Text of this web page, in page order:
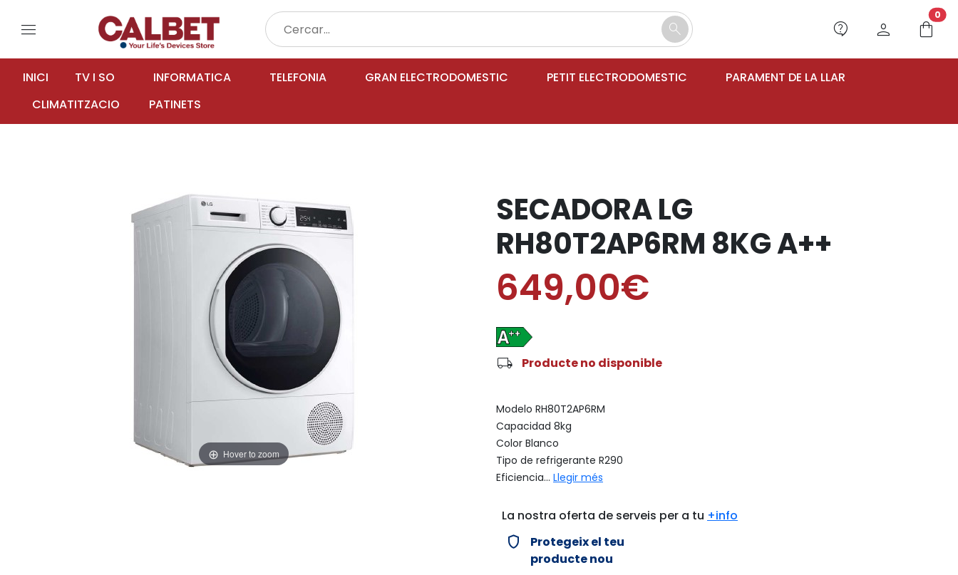
menu search contact_support person shopping_bag
0
INICI TV I SO INFORMATICA TELEFONIA GRAN ELECTRODOMESTIC PETIT ELECTRODOMESTIC
PARAMENT DE LA LLAR
CLIMATITZACIO
PATINETS
Hover to zoom
SECADORA LG
RH80T2AP6RM 8KG A++
649,00€
local_shipping Producte no disponible
Modelo RH80T2AP6RM
Capacidad 8kg
Color Blanco
Tipo de refrigerante R290
Eficiencia... Llegir més
La nostra oferta de serveis per a tu +info
verified_user
Protegeix el teu
producte nou